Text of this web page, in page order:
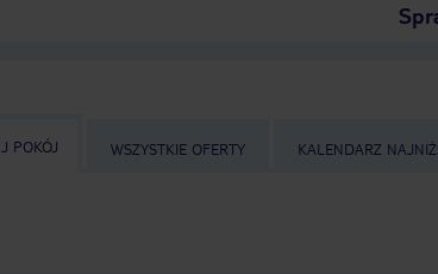
POKÓJ WSZYSTKIE OFERTY KALENDARZ